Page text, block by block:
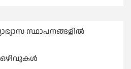
സ്ഥാപനങ്ങളിൽ
ഒഴിവുകൾ